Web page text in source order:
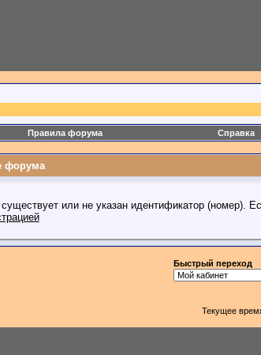
Правила форума Справка
форума
или не указан идентификатор (номер).
Быстрый переход
Текущее